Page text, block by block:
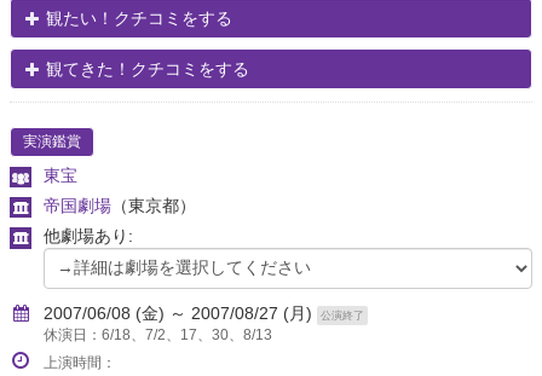
観たい！クチコミをする
観てきた！クチコミをする
実演鑑賞
東宝
帝国劇場 （東京都）
他劇場あり:
2007/06/08 (金) ～ 2007/08/27 (月) 公演終了
休演日：6/18、7/2、17、30、8/13
上演時間：